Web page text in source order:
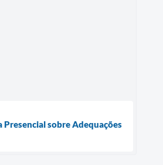
Presencial sobre Adequações